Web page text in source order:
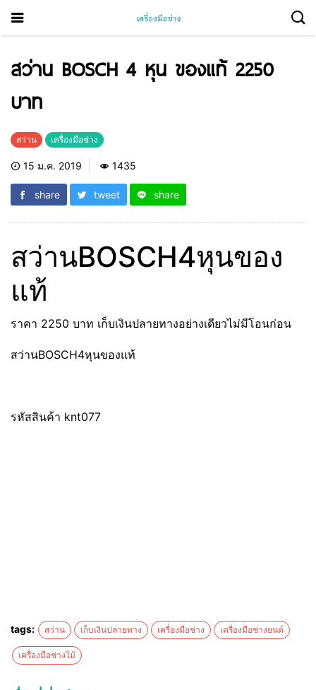
สว่าน BOSCH 4 หุน ของแท้ 2250
บาท
สว่าน เครื่องมือช่าง
15 ม.ค. 2019 1435
share tweet share
สว่านBOSCH4หุนของ
แท้
ราคา 2250 บาท เก็บเงินปลายทางอย่างเดียวไม่มีโอนก่อน
สว่านBOSCH4หุนของแท้
รหัสสินค้า knt077
tags: สว่าน เก็บเงินปลายทาง เครื่องมือช่าง เครื่องมือช่างยนต์
เครื่องมือช่างไม้